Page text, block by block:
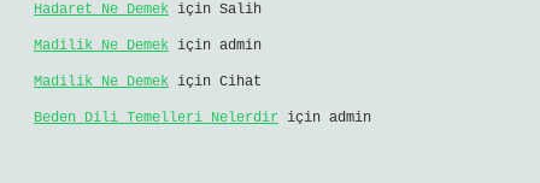
Hadaret Ne Demek için Salih
Madilik Ne Demek için admin
Madilik Ne Demek için Cihat
Beden Dili Temelleri Nelerdir için admin